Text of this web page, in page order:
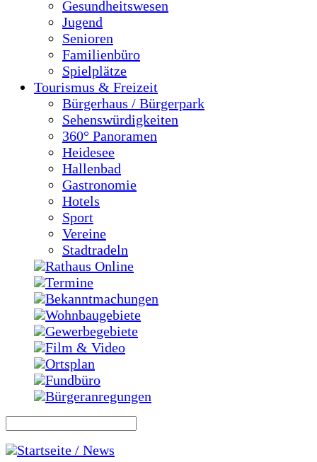
Gesundheitswesen
Jugend
Senioren
Familienbüro
Spielplätze
Tourismus & Freizeit
Bürgerhaus / Bürgerpark
Sehenswürdigkeiten
360° Panoramen
Heidesee
Hallenbad
Gastronomie
Hotels
Sport
Vereine
Stadtradeln
Rathaus Online
Termine
Bekanntmachungen
Wohnbaugebiete
Gewerbegebiete
Film & Video
Ortsplan
Fundbüro
Bürgeranregungen
Startseite / News